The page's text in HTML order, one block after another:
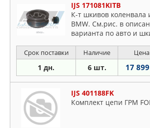
IJS 171081KITB
К-т шкивов коленвала
BMW. См.рис. в
варианта по авто и
17-1081
Срок поставки Наличие Цена
1 дн. 6 шт. 17
IJS 401188FK
Комплект цепи ГРМ